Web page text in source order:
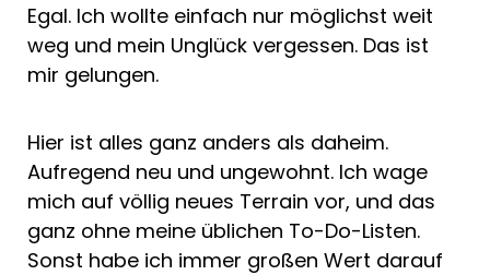
Egal. Ich wollte einfach nur möglichst weit
weg und mein Unglück vergessen. Das ist
mir gelungen.
Hier ist alles ganz anders als daheim.
Aufregend neu und ungewohnt. Ich wage
mich auf völlig neues Terrain vor, und das
ganz ohne meine üblichen To-Do-Listen.
Sonst habe ich immer großen Wert darauf